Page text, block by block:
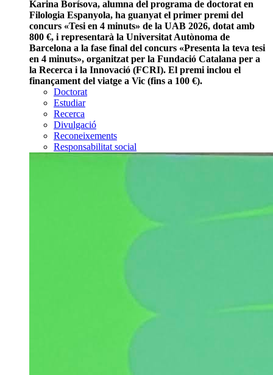
Karina Borísova, alumna del programa de doctorat en
Filologia Espanyola, ha guanyat el primer premi del
concurs «Tesi en 4 minuts» de la UAB 2026, dotat amb
800 €, i representarà la Universitat Autònoma de
Barcelona a la fase final del concurs «Presenta la teva tesi
en 4 minuts», organitzat per la Fundació Catalana per a
la Recerca i la Innovació (FCRI). El premi inclou el
finançament del viatge a Vic (fins a 100 €).
Doctorat
Estudiar
Recerca
Divulgació
Reconeixements
Responsabilitat social